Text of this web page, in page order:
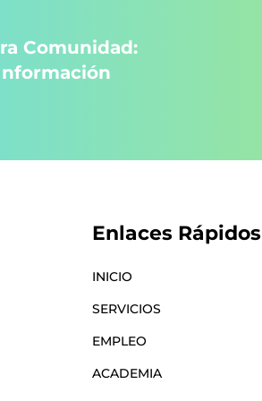
Comunidad:
Enlaces Rápidos
INICIO
SERVICIOS
EMPLEO
ACADEMIA